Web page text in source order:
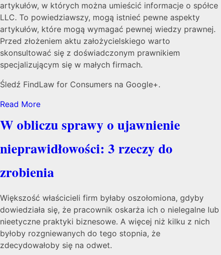
artykułów, w których można umieścić informacje o spółce
LLC. To powiedziawszy, mogą istnieć pewne aspekty
artykułów, które mogą wymagać pewnej wiedzy prawnej.
Przed złożeniem aktu założycielskiego warto
skonsultować się z doświadczonym prawnikiem
specjalizującym się w małych firmach.
Śledź FindLaw for Consumers na Google+.
Read More
W obliczu sprawy o ujawnienie
nieprawidłowości: 3 rzeczy do
zrobienia
Większość właścicieli firm byłaby oszołomiona, gdyby
dowiedziała się, że pracownik oskarża ich o nielegalne lub
nieetyczne praktyki biznesowe. A więcej niż kilku z nich
byłoby rozgniewanych do tego stopnia, że
zdecydowałoby się na odwet.